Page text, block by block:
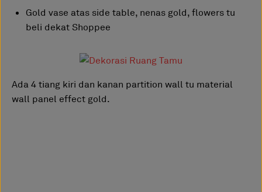
Gold vase atas side table, nenas gold, flowers tu
beli dekat Shoppee
Ada 4 tiang kiri dan kanan partition wall tu material
wall panel effect gold.